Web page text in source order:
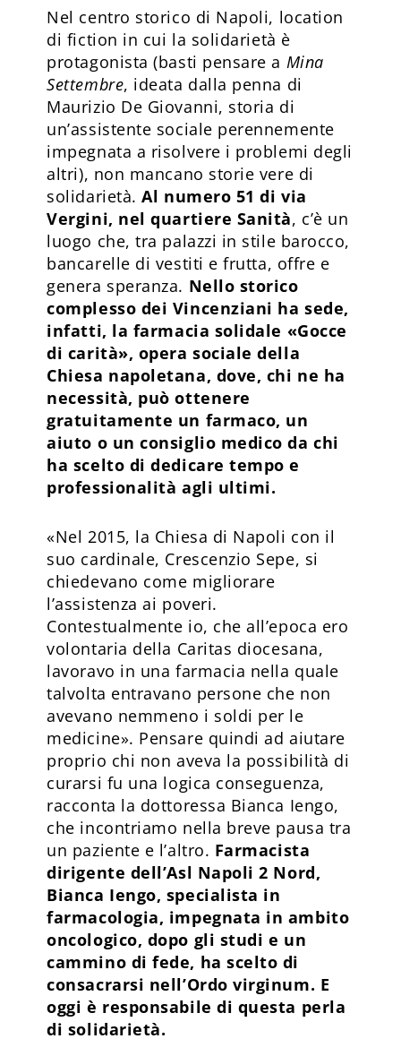
Nel centro storico di Napoli, location
di fiction in cui la solidarietà è
protagonista (basti pensare a Mina
Settembre, ideata dalla penna di
Maurizio De Giovanni, storia di
un’assistente sociale perennemente
impegnata a risolvere i problemi degli
altri), non mancano storie vere di
solidarietà.Al numero 51 di via
Vergini, nel quartiere Sanità, c’è un
luogo che, tra palazzi in stile barocco,
bancarelle di vestiti e frutta, offre e
genera speranza. Nello storico
complesso dei Vincenziani ha sede,
infatti, la farmacia solidale «Gocce
di carità», opera sociale della
Chiesa napoletana, dove, chi ne ha
necessità, può ottenere
gratuitamente un farmaco, un
aiuto o un consiglio medico da chi
ha scelto di dedicare tempo e
professionalità agli ultimi.
«Nel 2015, la Chiesa di Napoli con il
suo cardinale, Crescenzio Sepe, si
chiedevano come migliorare
l’assistenza ai poveri.
Contestualmente io, che all’epoca ero
volontaria della Caritas diocesana,
lavoravo in una farmacia nella quale
talvolta entravano persone che non
avevano nemmeno i soldi per le
medicine». Pensare quindi ad aiutare
proprio chi non aveva la possibilità di
curarsi fu una logica conseguenza,
racconta la dottoressa Bianca Iengo,
che incontriamo nella breve pausa tra
un paziente e l’altro. Farmacista
dirigente dell’Asl Napoli 2 Nord,
Bianca Iengo, specialista in
farmacologia, impegnata in ambito
oncologico, dopo gli studi e un
cammino di fede, ha scelto di
consacrarsi nell’Ordo virginum. E
oggi è responsabile di questa perla
di solidarietà.